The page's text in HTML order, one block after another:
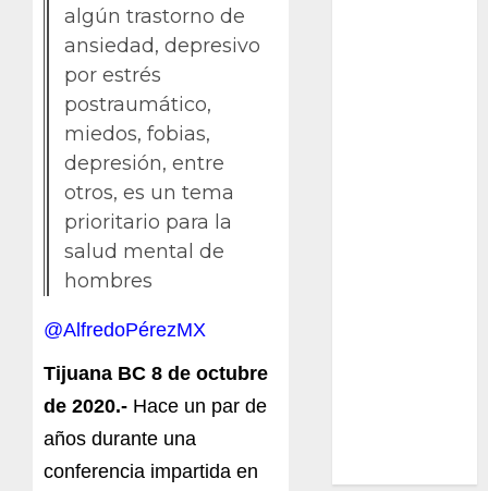
algún trastorno de
ansiedad, depresivo
por estrés
postraumático,
miedos, fobias,
depresión, entre
otros, es un tema
prioritario para la
salud mental de
hombres
@AlfredoPérezMX
Tijuana BC 8 de octubre
de 2020.- Hace un par de
años durante una
conferencia impartida en